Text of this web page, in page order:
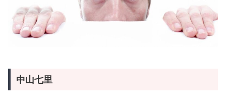
中山七里